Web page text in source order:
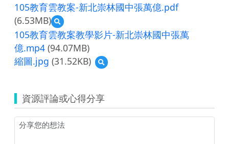
105教育雲教案-新北崇林國中張萬億.pdf
(6.53MB)
預
覽
105
教
育
新
北
崇
林
105教育雲教案教學影片-新北崇林國中張萬
億.mp4 (94.07MB)
縮圖.jpg (31.52KB)
預
覽
資源評論或心得分享